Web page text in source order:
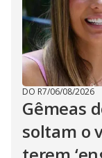
DO R7/06/08/2026
Gêmeas
soltam o